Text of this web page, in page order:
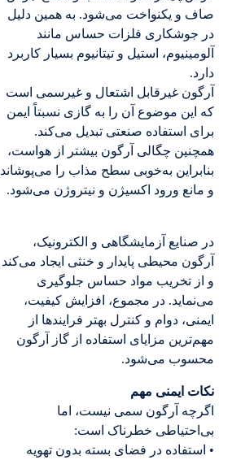
صاف و یکنواخت می‌شود. به همین دلیل
در جوشکاری فلزات حساس مانند
آلومینیوم، استیل و تیتانیوم بسیار کاربرد
دارد.
آرگون غیرقابل اشتعال و غیرسمی است
که این موضوع آن را به گازی نسبتاً ایمن
برای استفاده صنعتی تبدیل می‌کند.
همچنین چگالی آرگون بیشتر از هواست،
بنابراین به‌خوبی سطح مذاب را می‌پوشاند
و مانع ورود اکسیژن و نیتروژن می‌شود.
در صنایع آزمایشگاهی و الکترونیک،
آرگون محیطی پایدار و خنثی ایجاد می‌کند
و از تخریب مواد حساس جلوگیری
می‌نماید. در مجموع، افزایش کیفیت،
ایمنی، دوام و کنترل بهتر فرایندها از
مهم‌ترین مزایای استفاده از گاز آرگون
محسوب می‌شود.
نکات ایمنی مهم
اگرچه آرگون سمی نیست، اما
بی‌احتیاطی خطرناک است:
• استفاده در فضای بسته بدون تهویه